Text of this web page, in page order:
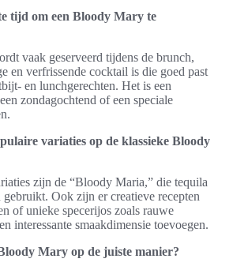
tijd om een Bloody Mary te
vaak geserveerd tijdens de brunch,
en verfrissende cocktail is die goed past
en lunchgerechten. Het is een
zondagochtend of een speciale
variaties op de klassieke Bloody
zijn de “Bloody Maria,” die tequila
Ook zijn er creatieve recepten
of unieke specerijos zoals rauwe
interessante smaakdimensie toevoegen.
Mary op de juiste manier?